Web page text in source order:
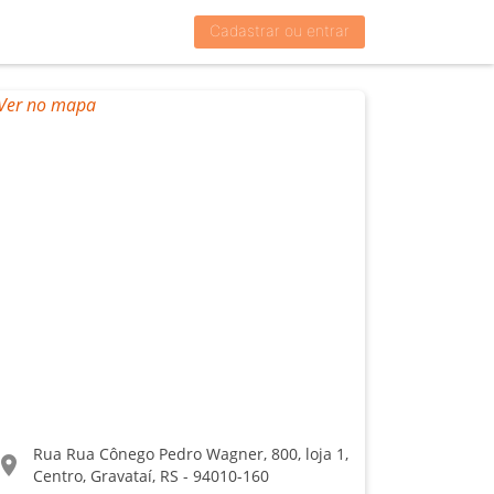
Cadastrar ou entrar
Rua Rua Cônego Pedro Wagner, 800, loja 1,
Centro, Gravataí, RS - 94010-160